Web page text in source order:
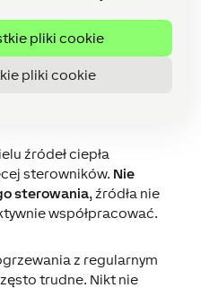
pliki cookie
pliki cookie
uwagę
źródeł ciepła
sterowników. Nie
sterowania, źródła nie
współpracować.
z regularnym
trudne. Nikt nie